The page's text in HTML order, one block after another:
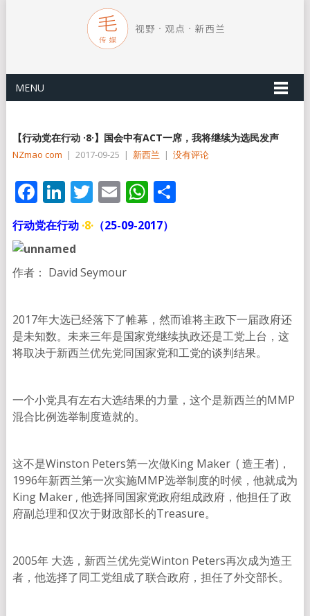
MENU
【行动党在行动 ·8·】国会中有ACT一席，我将继续为选民发声
NZmao com | 2017-09-25 | 新西兰 | 没有评论
Facebook
LinkedIn
Twitter
EmailWhatsApp
分
行动党在行动·8·（25-09-2017）
作者： David Seymour
2017年大选已经落下了帷幕，然而谁将主政下一届政府还
是未知数。未来三年是国家党继续执政还是工党上台，这
将取决于新西兰优先党同国家党和工党的谈判结果。
一个小党具有左右大选结果的力量，这个是新西兰的MMP
混合比例选举制度造就的。
这不是Winston Peters第一次做King Maker ( 造王者)，
1996年新西兰第一次实施MMP选举制度的时候，他就成为
King Maker , 他选择同国家党政府组成政府，他担任了政
府副总理和仅次于财政部长的Treasure。
2005年 大选，新西兰优先党Winton Peters再次成为造王
者，他选择了同工党组成了联合政府，担任了外交部长。